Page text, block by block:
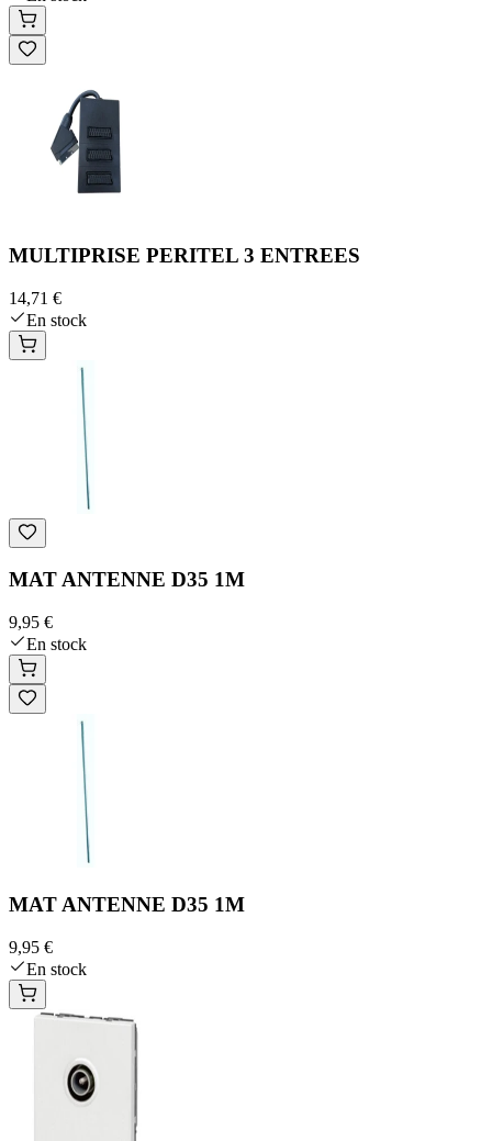
MULTIPRISE PERITEL 3 ENTREES
14,71 €
En stock
MAT ANTENNE D35 1M
9,95 €
En stock
MAT ANTENNE D35 1M
9,95 €
En stock